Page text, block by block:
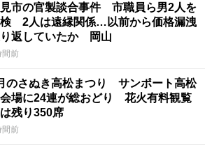
市の官製談合事件 市職員ら男2人を
2人は遠縁関係…以前から価格漏洩
返していたか 岡山
間前
のさぬき高松まつり サンポート高松
場に24連が総おどり 花火有料観覧
は残り350席
間前